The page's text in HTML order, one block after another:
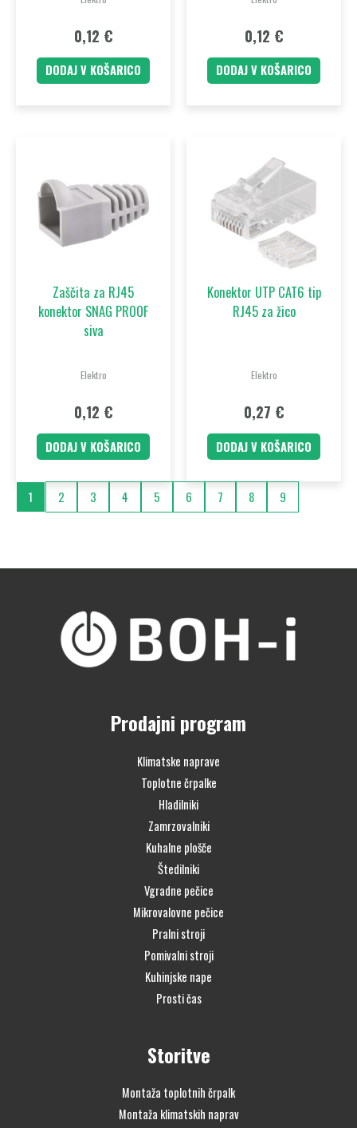
0,12 €
DODAJ V KOŠARICO
0,12 €
DODAJ V KOŠARICO
Zaščita za RJ45
konektor SNAG PROOF
siva
Elektro
0,12 €
DODAJ V KOŠARICO
Konektor UTP CAT6 tip
RJ45 za žico
Elektro
0,27 €
DODAJ V KOŠARICO
1 2 3 4 5 6 7 8 9
Prodajni program
Klimatske naprave
Toplotne črpalke
Hladilniki
Zamrzovalniki
Kuhalne plošče
Štedilniki
Vgradne pečice
Mikrovalovne pečice
Pralni stroji
Pomivalni stroji
Kuhinjske nape
Prosti čas
Storitve
Montaža toplotnih črpalk
Montaža klimatskih naprav